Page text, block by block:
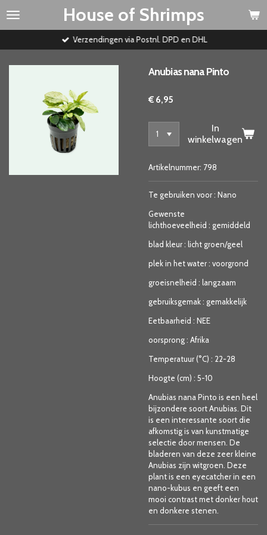
Ga
House of Shrimps
Verzendingen via Postnl. DPD en DHL
Anubias nana Pinto
€ 6,95
In
winkelwagen
Artikelnummer: 798
Te gebruiken voor: Nano
Gewenste
lichthoeveelheid : gemiddeld
blad kleur: licht groen/geel
plek in het water: voorgrond
groeisnelheid : langzaam
gebruiksgemak: gemakkelijk
Eetbaarheid : NEE
oorsprong: Afrika
Temperatuur (°C) : 22-28
Hoogte (cm) : 5-10
Anubias nana Pinto is een heel
bijzondere soort Anubias. Dit
is een interessante soort die
afkomstig is van kunstmatige
selectie door mensen. De
bladeren van deze zeer kleine
Anubias zijn witgroen. Deze
plant is een eyecatcher in een
nano-kubus en geeft een
mooi contrast met donker hout
en donkere stenen.